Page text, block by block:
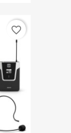
favorite_border